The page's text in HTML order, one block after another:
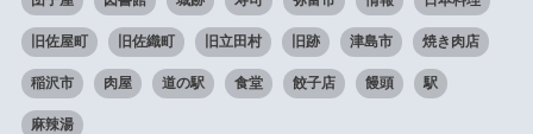
旧佐屋町 旧佐織町 旧立田村 旧跡 津島市 焼き肉店
稲沢市 肉屋 道の駅 食堂 餃子店 饅頭 駅
麻辣湯